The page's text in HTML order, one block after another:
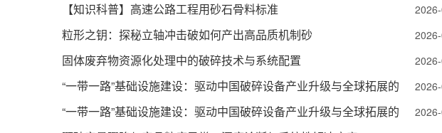
【知识科普】高速公路工程用砂石骨料标准
粒形之钥：探秘立轴冲击破如何产出高品质机制砂
固体废弃物资源化处理中的破碎技术与系统配置
“一带一路”基础设施建设：驱动中国破碎设备产业升级与全球拓展的
“一带一路”基础设施建设：驱动中国破碎设备产业升级与全球拓展的